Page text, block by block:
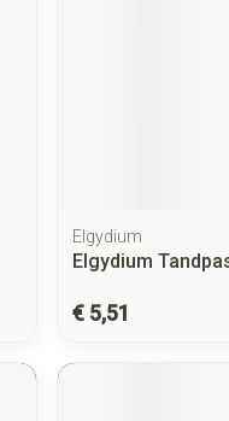
Elgydium
Elgydium
€ 5,51